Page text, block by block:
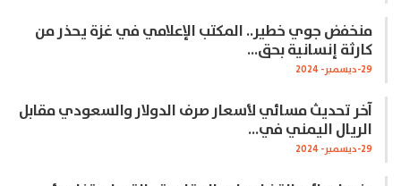
منخفض جوي خطير.. المكتب الإعلامي في غزة يحذر من
كارثة إنسانية بحق…
29-ديسمبر- 2024
آخر تحديث مسائي لأسعار صرف الدولار والسعودي مقابل
الريال اليمني في…
29-ديسمبر- 2024